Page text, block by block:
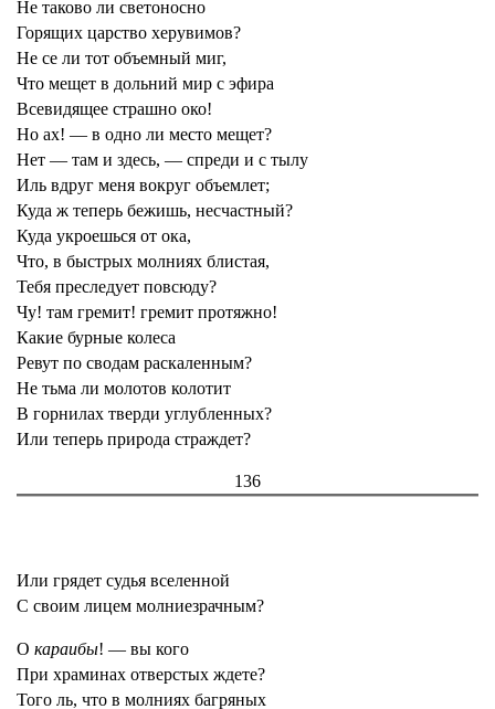
Не таково ли светоносно
Горящих царство херувимов?
Не се ли тот объемный миг,
Что мещет в дольний мир с эфира
Всевидящее страшно око!
Но ах! — в одно ли место мещет?
Нет — там и здесь, — спреди и с тылу
Иль вдруг меня вокруг объемлет;
Куда ж теперь бежишь, несчастный?
Куда укроешься от ока,
Что, в быстрых молниях блистая,
Тебя преследует повсюду?
Чу! там гремит! гремит протяжно!
Какие бурные колеса
Ревут по сводам раскаленным?
Не тьма ли молотов колотит
В горнилах тверди углубленных?
Или теперь природа страждет?
136
Или грядет судья вселенной
С своим лицем молниезрачным?
О караибы! — вы кого
При храминах отверстых ждете?
Того ль, что в молниях багряных